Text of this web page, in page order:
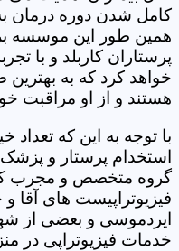
کامل شدن دوره درمان
همین طور این موسسه
پرستاران کاربلد و با
خواهد کرد که به
هستند و از او مراقبت
با توجه به این که تعداد
استخدام پرستار و پزشک
گروه متخصص و مجرب که
فیزیوتراپیست های آقا
ایردموسی و بعضی از
خدمات فیزیوتراپی در